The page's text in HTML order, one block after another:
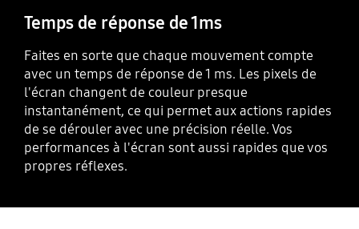
Temps de réponse de 1ms
Faites en sorte que chaque mouvement compte
avec un temps de réponse de 1 ms. Les pixels de
l'écran changent de couleur presque
instantanément, ce qui permet aux actions rapides
de se dérouler avec une précision réelle. Vos
performances à l'écran sont aussi rapides que vos
propres réflexes.